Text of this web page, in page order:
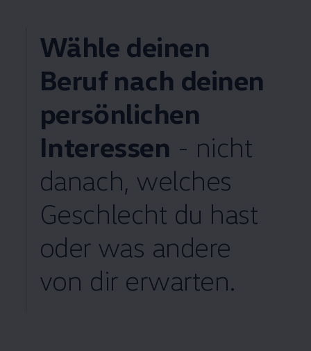
Wähle deinen
Beruf nach deinen
persönlichen
Interessen - nicht
danach, welches
Geschlecht du hast
oder was andere
von dir erwarten.